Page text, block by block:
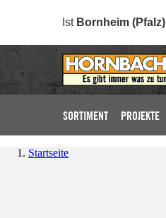
Ist Bornheim (Pfalz)
SORTIMENT PROJEKTE
Startseite